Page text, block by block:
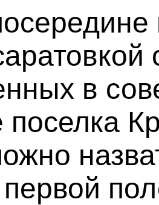
в
поселка